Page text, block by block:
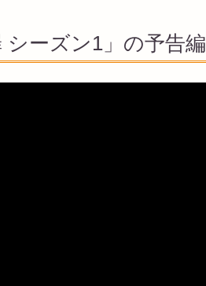
シーズン1」の予告編